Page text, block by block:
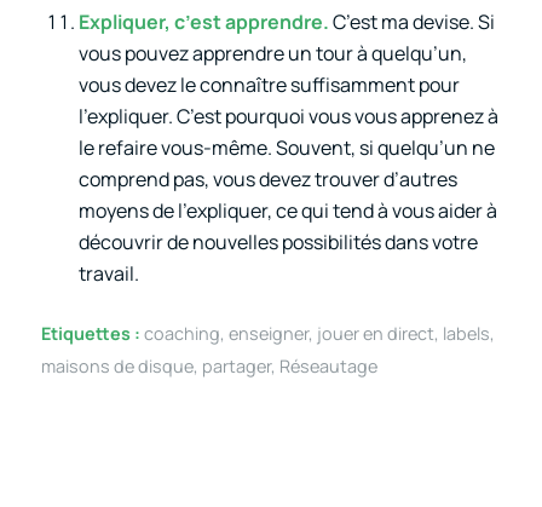
Expliquer, c’est apprendre.C’est ma devise. Si
vous pouvez apprendre un tour à quelqu’un,
vous devez le connaître suffisamment pour
l’expliquer. C’est pourquoi vous vous apprenez à
le refaire vous-même. Souvent, si quelqu’un ne
comprend pas, vous devez trouver d’autres
moyens de l’expliquer, ce qui tend à vous aider à
découvrir de nouvelles possibilités dans votre
travail.
Etiquettes : coaching, enseigner, jouer en direct, labels,
maisons de disque, partager, Réseautage